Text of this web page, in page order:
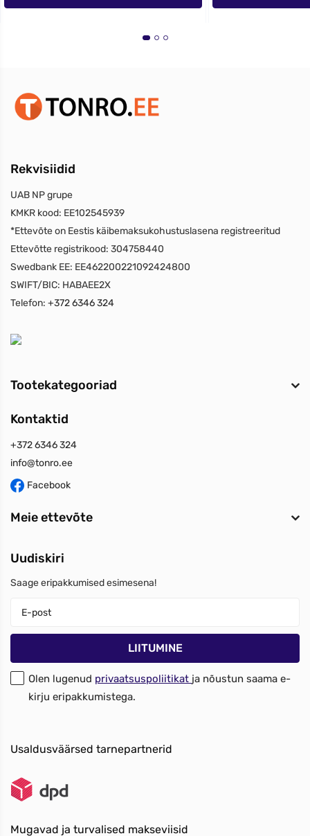
Rekvisiidid
UAB NP grupe
KMKR kood: EE102545939
*Ettevõte on Eestis käibemaksukohustuslasena registreeritud
Ettevõtte registrikood: 304758440
Swedbank EE: EE462200221092424800
SWIFT/BIC: HABAEE2X
Telefon: +372 6346 324
Tootekategooriad
Kontaktid
+372 6346 324
info@tonro.ee
Facebook
Meie ettevõte
Uudiskiri
Saage eripakkumised esimesena!
Olen lugenud privaatsuspoliitikat ja nõustun saama e-
kirju eripakkumistega.
Usaldusväärsed tarnepartnerid
Mugavad ja turvalised makseviisid